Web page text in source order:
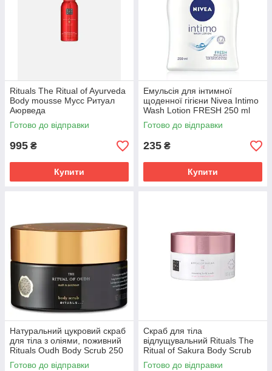
Rituals The Ritual of Ayurveda
Body mousse Мусс Ритуал
Аюрведа
Готово до відправки
995 ₴
Купити
Емульсія для інтимної
щоденної гігієни Nivea Intimo
Wash Lotion FRESH 250 ml
Готово до відправки
235 ₴
Купити
Натуральний цукровий скраб
для тіла з оліями, поживний
Rituals Oudh Body Scrub 250
мл, Нідерланди
Готово до відправки
Скраб для тіла
відлущувальний Rituals The
Ritual of Sakura Body Scrub
250 г Ритуал
Готово до відправки